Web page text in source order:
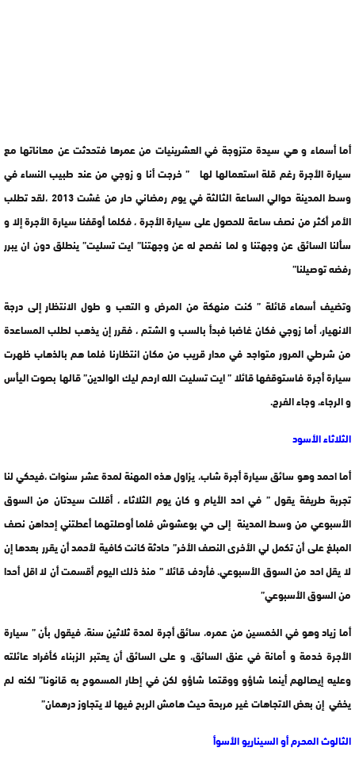
أما أسماء و هي سيدة متزوجة في العشرينيات من عمرها فتحدثت عن معاناتها مع
سيارة الأجرة رغم قلة استعمالها لها ” خرجت أنا و زوجي من عند طبيب النساء في
وسط المدينة حوالي الساعة الثالثة في يوم رمضاني حار من غشت 2013 ،لقد تطلب
الأمر أكثر من نصف ساعة للحصول على سيارة الأجرة ، فكلما أوقفنا سيارة الأجرة إلا و
سألنا السائق عن وجهتنا و لما نفصح له عن وجهتنا” ايت تسليت” ينطلق دون ان يبرر
رفضه توصيلنا”
وتضيف أسماء قائلة ” كنت منهكة من المرض و التعب و طول الانتظار إلى درجة
الانهيار، أما زوجي فكان غاضبا فبدأ بالسب و الشتم ، فقرر إن يذهب لطلب المساعدة
من شرطي المرور متواجد في مدار قريب من مكان انتظارنا فلما هم بالذهاب ظهرت
سيارة أجرة فاستوقفها قائلا ” ايت تسليت الله ارحم ليك الوالدين” قالها بصوت اليأس
و الرجاء، وجاء الفرج.
الثلاثاء الأسود
أما احمد وهو سائق سيارة أجرة شاب، يزاول هذه المهنة لمدة عشر سنوات ،فيحكي لنا
تجربة طريفة يقول ” في احد الأيام و كان يوم الثلاثاء ، أقللت سيدتان من السوق
الأسبوعي من وسط المدينة إلى حي بوعشوش فلما أوصلتهما أعطتني إحداهن نصف
المبلغ على أن تكمل لي الأخرى النصف الأخر” حادثة كانت كافية لأحمد أن يقرر بعدها إن
لا يقل احد من السوق الأسبوعي. فأردف قائلا ” منذ ذلك اليوم أقسمت أن لا اقل أحدا
من السوق الأسبوعي”
أما زياد وهو في الخمسين من عمره، سائق أجرة لمدة ثلاثين سنة، فيقول بأن ” سيارة
الأجرة خدمة و أمانة في عنق السائق، و على السائق أن يعتبر الزبناء كأفراد عائلته
وعليه إيصالهم أينما شاؤو ووقتما شاؤو لكن في إطار المسموح به قانونا” لكنه لم
يخفي إن بعض الاتجاهات غير مربحة حيث هامش الربح فيها لا يتجاوز درهمان”
الثالوث المحرم أو السيناريو الأسوأ